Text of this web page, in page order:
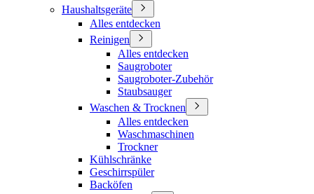
Haushaltsgeräte
Alles entdecken
Reinigen
Alles entdecken
Saugroboter
Saugroboter-Zubehör
Staubsauger
Waschen & Trocknen
Alles entdecken
Waschmaschinen
Trockner
Kühlschränke
Geschirrspüler
Backöfen